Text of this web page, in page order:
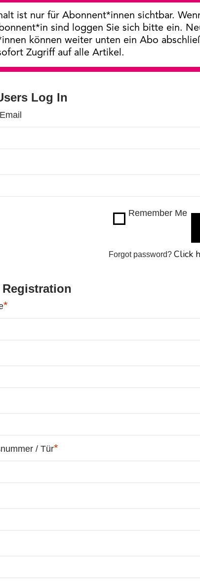
ist nur für Abonnent*innen sichtbar.
sind loggen Sie sich bitte ein.
können weiter unten ein Abo
Zugriff auf alle Artikel.
Log In
Remember Me
Forgot password? Click
Registration
*
/ Tür*